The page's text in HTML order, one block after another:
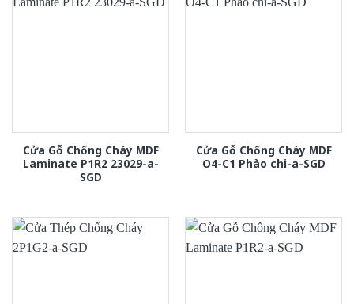
Cửa Gỗ Chống Cháy MDF
Laminate P1R2 23029-a-
SGD
Cửa Gỗ Chống Cháy MDF
O4-C1 Phào chi-a-SGD